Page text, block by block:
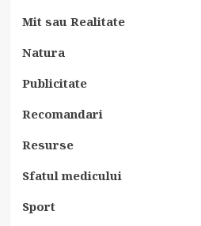
Mit sau Realitate
Natura
Publicitate
Recomandari
Resurse
Sfatul medicului
Sport